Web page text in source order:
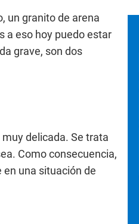
un granito de arena
a eso hoy puedo estar
grave, son dos
delicada. Se trata
Como consecuencia,
una situación de